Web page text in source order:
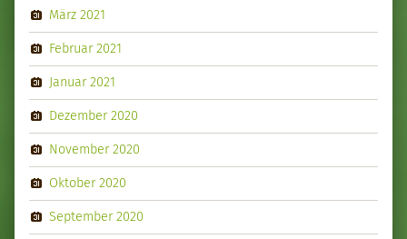
März 2021
Februar 2021
Januar 2021
Dezember 2020
November 2020
Oktober 2020
September 2020